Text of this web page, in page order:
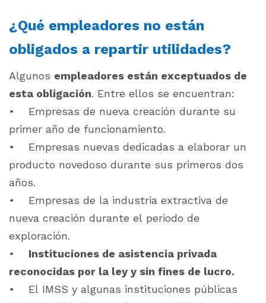
¿Qué empleadores no están
obligados a repartir utilidades?
Algunos empleadores están exceptuados de
esta obligación. Entre ellos se encuentran:
• Empresas de nueva creación durante su
primer año de funcionamiento.
• Empresas nuevas dedicadas a elaborar un
producto novedoso durante sus primeros dos
años.
• Empresas de la industria extractiva de
nueva creación durante el periodo de
exploración.
• Instituciones de asistencia privada
reconocidas por la ley y sin fines de lucro.
• El IMSS y algunas instituciones públicas